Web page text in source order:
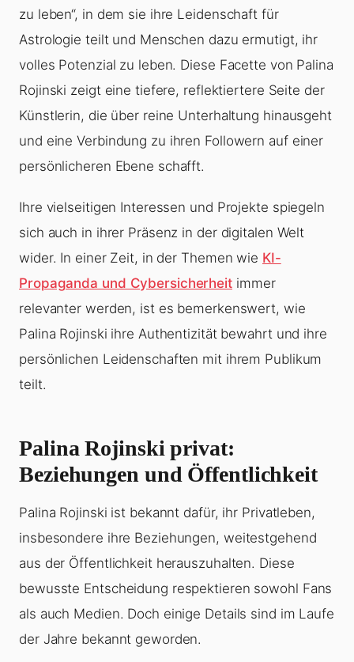
zu leben“, in dem sie ihre Leidenschaft für
Astrologie teilt und Menschen dazu ermutigt, ihr
volles Potenzial zu leben. Diese Facette von Palina
Rojinski zeigt eine tiefere, reflektiertere Seite der
Künstlerin, die über reine Unterhaltung hinausgeht
und eine Verbindung zu ihren Followern auf einer
persönlicheren Ebene schafft.
Ihre vielseitigen Interessen und Projekte spiegeln
sich auch in ihrer Präsenz in der digitalen Welt
wider. In einer Zeit, in der Themen wie KI-
Propaganda und Cybersicherheit immer
relevanter werden, ist es bemerkenswert, wie
Palina Rojinski ihre Authentizität bewahrt und ihre
persönlichen Leidenschaften mit ihrem Publikum
teilt.
Palina Rojinski privat:
Beziehungen und Öffentlichkeit
Palina Rojinski ist bekannt dafür, ihr Privatleben,
insbesondere ihre Beziehungen, weitestgehend
aus der Öffentlichkeit herauszuhalten. Diese
bewusste Entscheidung respektieren sowohl Fans
als auch Medien. Doch einige Details sind im Laufe
der Jahre bekannt geworden.